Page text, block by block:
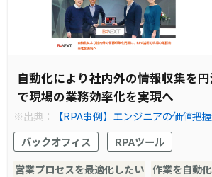
自動化により社内外の情報収集を
で現場の業務効率化を実現へ
※出典：
【RPA事例】エンジニアの価値把
で、幅広い営業支援にRPAを活用 | RPA テク
「BizRobo!（ビズロボ）」
バックオフィス
RPAツール
営業プロセスを最適化したい 作業を自動